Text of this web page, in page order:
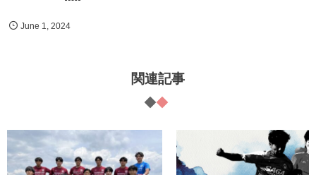
June 1,2024
関連記事